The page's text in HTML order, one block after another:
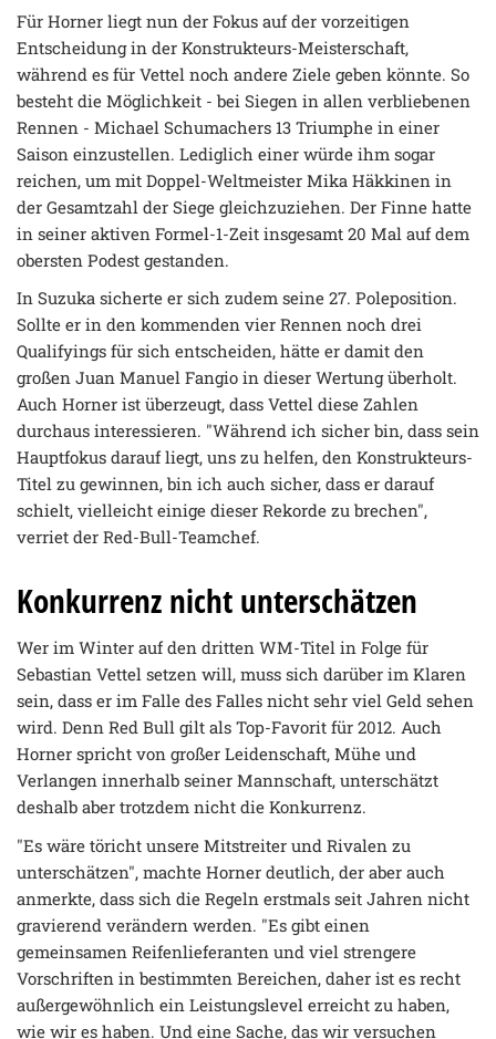
Für Horner liegt nun der Fokus auf der vorzeitigen
Entscheidung in der Konstrukteurs-Meisterschaft,
während es für Vettel noch andere Ziele geben könnte. So
besteht die Möglichkeit - bei Siegen in allen verbliebenen
Rennen - Michael Schumachers 13 Triumphe in einer
Saison einzustellen. Lediglich einer würde ihm sogar
reichen, um mit Doppel-Weltmeister Mika Häkkinen in
der Gesamtzahl der Siege gleichzuziehen. Der Finne hatte
in seiner aktiven Formel-1-Zeit insgesamt 20 Mal auf dem
obersten Podest gestanden.
In Suzuka sicherte er sich zudem seine 27. Poleposition.
Sollte er in den kommenden vier Rennen noch drei
Qualifyings für sich entscheiden, hätte er damit den
großen Juan Manuel Fangio in dieser Wertung überholt.
Auch Horner ist überzeugt, dass Vettel diese Zahlen
durchaus interessieren. "Während ich sicher bin, dass sein
Hauptfokus darauf liegt, uns zu helfen, den Konstrukteurs-
Titel zu gewinnen, bin ich auch sicher, dass er darauf
schielt, vielleicht einige dieser Rekorde zu brechen",
verriet der Red-Bull-Teamchef.
Konkurrenz nicht unterschätzen
Wer im Winter auf den dritten WM-Titel in Folge für
Sebastian Vettel setzen will, muss sich darüber im Klaren
sein, dass er im Falle des Falles nicht sehr viel Geld sehen
wird. Denn Red Bull gilt als Top-Favorit für 2012. Auch
Horner spricht von großer Leidenschaft, Mühe und
Verlangen innerhalb seiner Mannschaft, unterschätzt
deshalb aber trotzdem nicht die Konkurrenz.
"Es wäre töricht unsere Mitstreiter und Rivalen zu
unterschätzen", machte Horner deutlich, der aber auch
anmerkte, dass sich die Regeln erstmals seit Jahren nicht
gravierend verändern werden. "Es gibt einen
gemeinsamen Reifenlieferanten und viel strengere
Vorschriften in bestimmten Bereichen, daher ist es recht
außergewöhnlich ein Leistungslevel erreicht zu haben,
wie wir es haben. Und eine Sache, das wir versuchen